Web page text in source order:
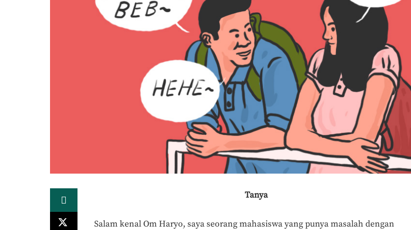
Tanya
Salam kenal Om Haryo, saya seorang mahasiswa yang punya masalah dengan